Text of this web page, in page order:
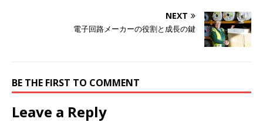
NEXT
電子回路メーカーの役割と成長の鍵
BE THE FIRST TO COMMENT
Leave a Reply